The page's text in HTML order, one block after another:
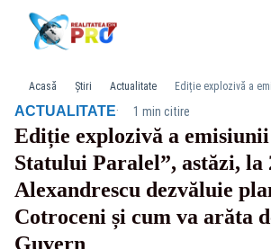
Acasă Știri Actualitate
ACTUALITATE· 1 min citire
Ediție explozivă a
Statului Paralel”, astăzi, la
Alexandrescu dezvăluie
Cotroceni și cum va arăta
Guvern